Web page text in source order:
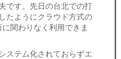
です。先日の台北での打
たようにクラウド方式の
関わりなく利用できま
ステム化されておらずエ